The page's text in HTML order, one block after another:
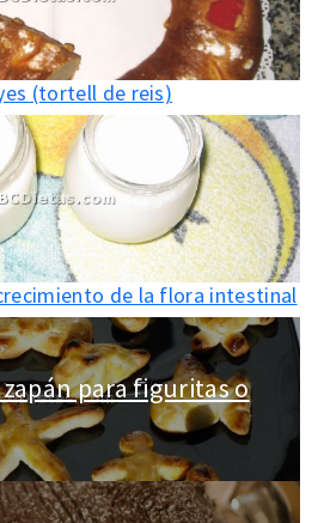
(tortell de reis)
de la flora intestinal
para figuritas o